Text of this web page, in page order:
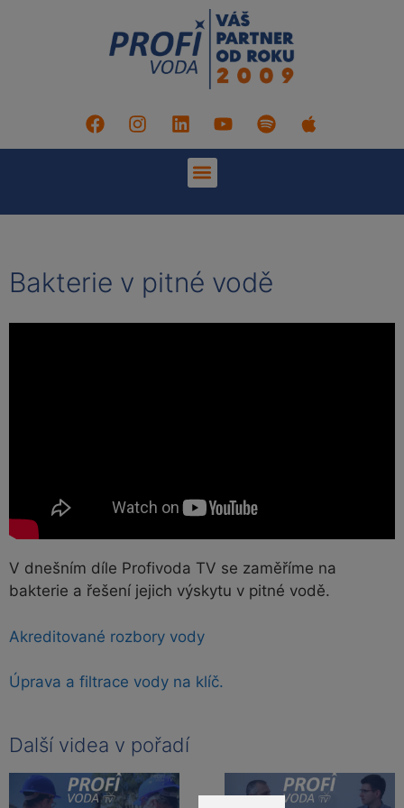
Bakterie v pitné vodě
V dnešním díle Profivoda TV se zaměříme na
bakterie a řešení jejich výskytu v pitné vodě.
Akreditované rozbory vody
Úprava a filtrace vody na klíč.
Další videa v pořadí